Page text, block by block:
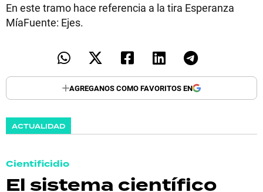
En este tramo hace referencia a la tira Esperanza
MíaFuente: Ejes.
AGREGANOS COMO FAVORITOS EN
ACTUALIDAD
Cientificidio
El sistema científico